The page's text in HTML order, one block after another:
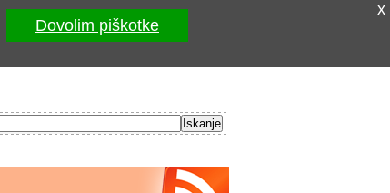
x
Dovolim piškotke